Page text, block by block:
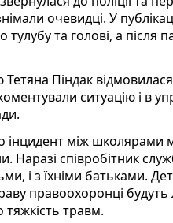
очевидці. У
та голові, а після
Піндак
ситуацію і в
інцидент між школярами
Наразі співробітник
і з їхніми батьками.
правоохоронці будуть
травм.